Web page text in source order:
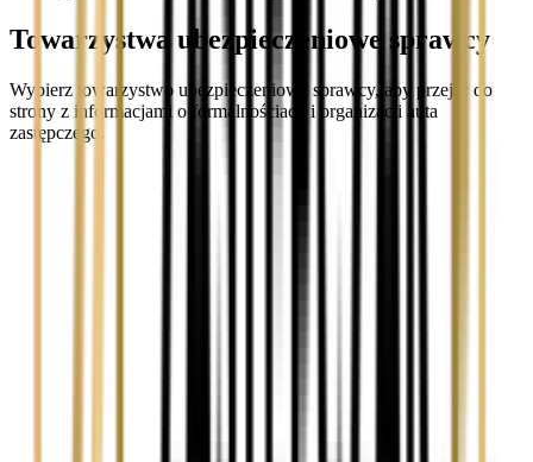
Towarzystwa ubezpieczeniowe sprawcy
Wybierz towarzystwo ubezpieczeniowe sprawcy, aby przejść do
strony z informacjami o formalnościach i organizacji auta
zastępczego.